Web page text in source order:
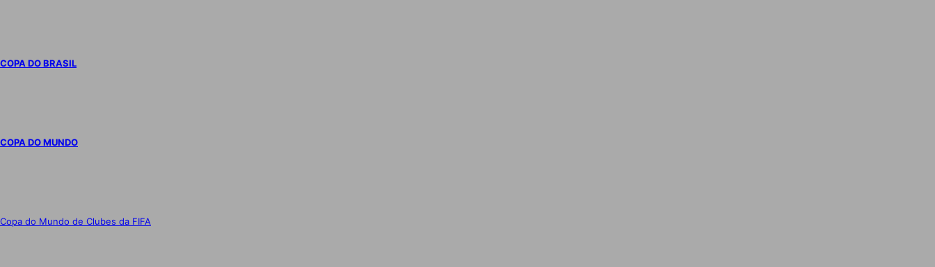
COPA DO BRASIL
COPA DO MUNDO
Copa do Mundo de Clubes da FIFA